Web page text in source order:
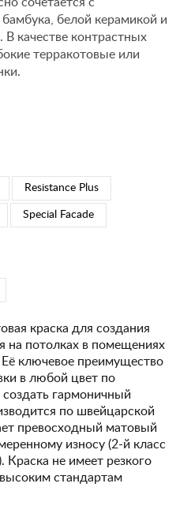
белой керамикой и
качестве контрастных
терракотовые или
Resistance Plus
Special Faсade
краска для создания
на потолках в помещениях
Её ключевое преимущество
в любой цвет по
создать гармоничный
по швейцарской
превосходный матовый
износу (2-й класс
Краска не имеет резкого
высоким стандартам